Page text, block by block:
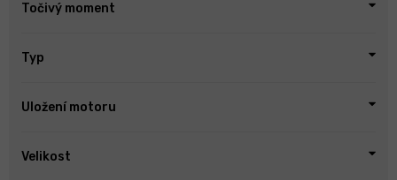
Točivý moment
Typ
Uložení motoru
Velikost